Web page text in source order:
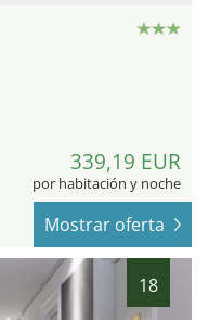
339,19 EUR
por habitación y noche
Mostrar oferta
18